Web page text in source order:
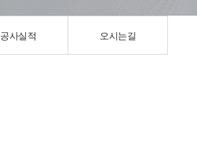
공사실적 오시는길